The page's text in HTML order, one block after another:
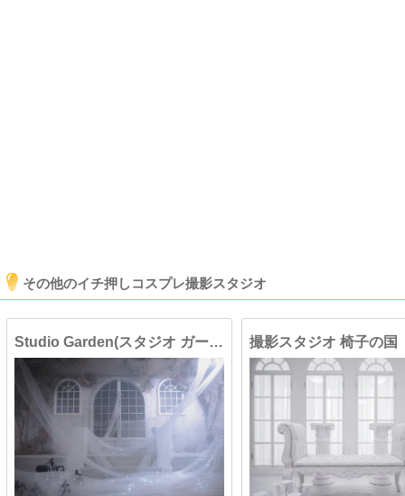
その他のイチ押しコスプレ撮影スタジオ
Studio Garden(スタジオ ガーデン) 撮影スタジオ 椅子の国